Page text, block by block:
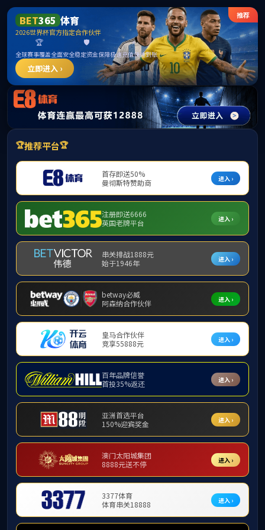
******
best365·(中国区)官方网站
当前位置： 首页-师资力量
学术型硕士研究生导师
专业型硕士研究生导师 2026-01-23
上页 1 下页 共2条第 /1页 跳转